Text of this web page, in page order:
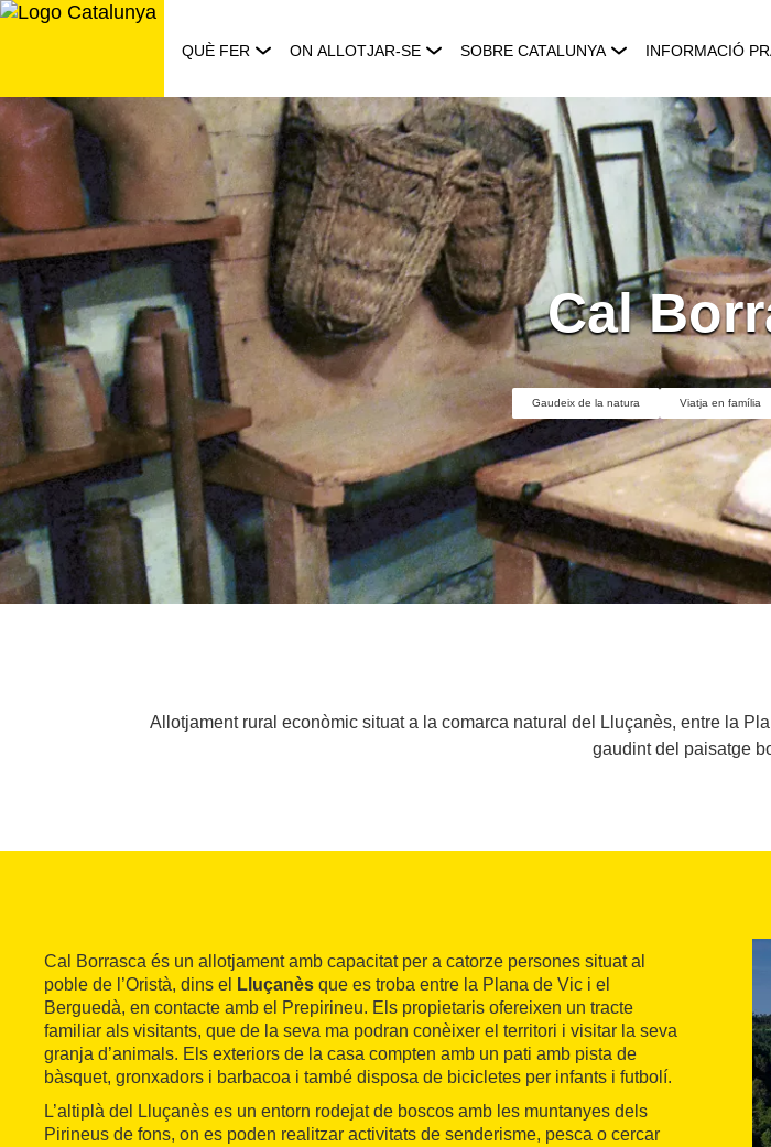
Saltar
QUÈ FER ON ALLOTJAR-SE SOBRE CATALUNYA INFORMACIÓ
Cal
Gaudeix de la natura Viatja en família
Allotjament rural econòmic situat a la comarca natural del Lluçanès, entre la
gaudint del paisatge
Cal Borrasca és un allotjament amb capacitat per a catorze persones situat al
poble de l’Oristà, dins el
Lluçanès que es troba entre la Plana de Vic i el
Berguedà, en contacte amb el Prepirineu. Els propietaris ofereixen un tracte
familiar als visitants, que de la seva ma podran conèixer el territori i visitar la seva
granja d’animals. Els exteriors de la casa compten amb un pati amb pista de
bàsquet, gronxadors i barbacoa i també disposa de bicicletes per infants i futbolí.
L’altiplà del Lluçanès es un entorn rodejat de boscos amb les muntanyes dels
Pirineus de fons, on es poden realitzar activitats de senderisme, pesca o cercar